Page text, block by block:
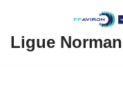
Aller
Ligue